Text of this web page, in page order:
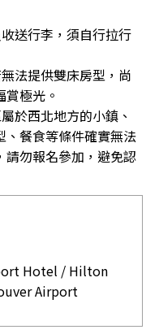
送行李，須自行拉行
法提供雙床房型，尚
極光。
於西北地方的小鎮、
、餐食等條件確實無法
請勿報名參加，避免認
Hotel / Hilton
Airport